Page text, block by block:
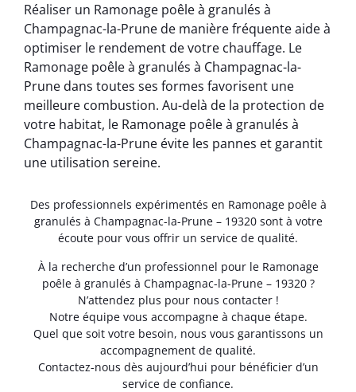
Réaliser un Ramonage poêle à granulés à
Champagnac-la-Prune de manière fréquente aide à
optimiser le rendement de votre chauffage. Le
Ramonage poêle à granulés à Champagnac-la-
Prune dans toutes ses formes favorisent une
meilleure combustion. Au-delà de la protection de
votre habitat, le Ramonage poêle à granulés à
Champagnac-la-Prune évite les pannes et garantit
une utilisation sereine.
Des professionnels expérimentés en Ramonage poêle à
granulés à Champagnac-la-Prune – 19320 sont à votre
écoute pour vous offrir un service de qualité.
À la recherche d’un professionnel pour le Ramonage
poêle à granulés à Champagnac-la-Prune – 19320 ?
N’attendez plus pour nous contacter !
Notre équipe vous accompagne à chaque étape.
Quel que soit votre besoin, nous vous garantissons un
accompagnement de qualité.
Contactez-nous dès aujourd’hui pour bénéficier d’un
service de confiance.